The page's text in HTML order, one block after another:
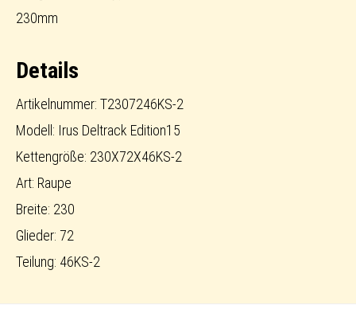
Menge
230mm
Details
Artikelnummer: T2307246KS-2
Modell: Irus Deltrack Edition15
Kettengröße: 230X72X46KS-2
Art: Raupe
Breite: 230
Glieder: 72
Teilung: 46KS-2